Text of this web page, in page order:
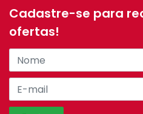
Cadastre-se para
ofertas!